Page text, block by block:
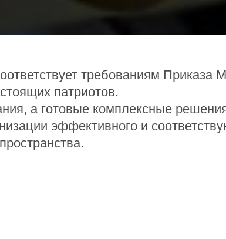
требованиям Приказа
патриотов.
а готовые комплексные
эффективного и